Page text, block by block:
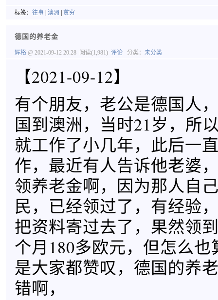
标签： 往事 澳洲 贫穷
德国的养老金
辉格 @ 2021-09-12 20:28 阅读(1,981) 评论 分类： 未分类
【2021-09-12】
有个朋友，老公是德国人
国到澳洲，当时21岁，所
就工作了小几年，此后一
作，最近有人告诉他老婆
领养老金啊，因为那人自
民，已经领过了，有经验
把资料寄过去了，果然领
个月180多欧元，但怎么
是大家都赞叹，德国的养
错啊，